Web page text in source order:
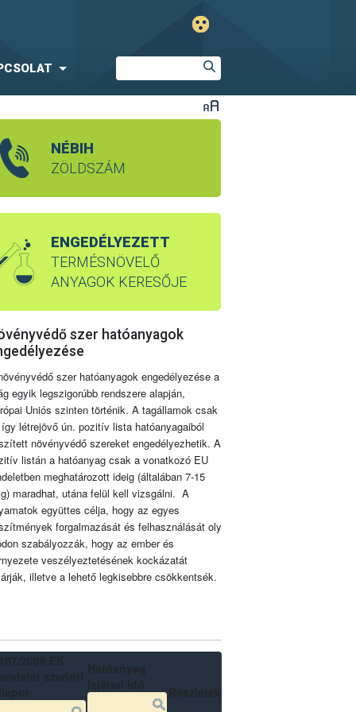
NÉBIH
ZÖLDSZÁM
ENGEDÉLYEZETT
TERMÉSNÖVELŐ
ANYAGOK KERESŐJE
szer hatóanyagok
szer hatóanyagok engedélyezése a
egyik legszigorúbb rendszere alapján,
Uniós szinten történik. A tagállamok csak
létrejövő ún. pozitív lista hatóanyagaiból
növényvédő szereket engedélyezhetik. A
listán a hatóanyag csak a vonatkozó EU
meghatározott ideig (általában 7-15
maradhat, utána felül kell vizsgálni. A
együttes célja, hogy az egyes
forgalmazását és felhasználását oly
szabályozzák, hogy az ember és
veszélyeztetésének kockázatát
illetve a lehető legkisebbre csökkentsék.